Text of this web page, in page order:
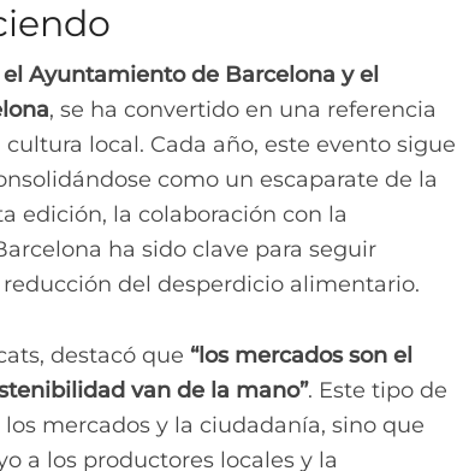
Ayuntamiento de Barcelona y el
, se ha convertido en una referencia
local. Cada año, este evento sigue
como un escaparate de la
edición, la colaboración con la
ha sido clave para seguir
del desperdicio alimentario.
destacó que “los mercados son el
van de la mano”. Este tipo de
mercados y la ciudadanía, sino que
a los productores locales y la